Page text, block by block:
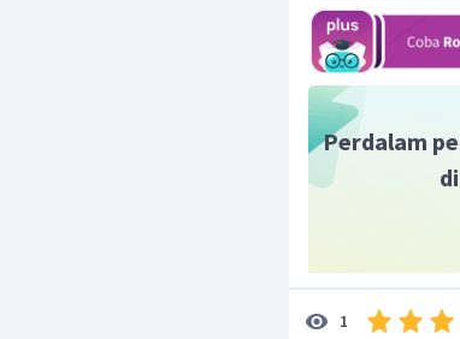
Perdalam
1